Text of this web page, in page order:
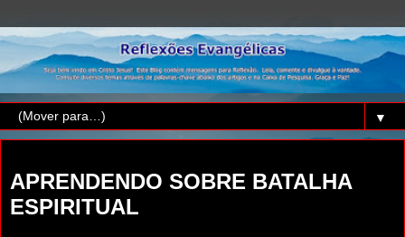
▼
APRENDENDO SOBRE BATALHA
ESPIRITUAL